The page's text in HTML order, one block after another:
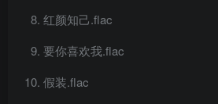
红颜知己.flac
要你喜欢我.flac
假装.flac